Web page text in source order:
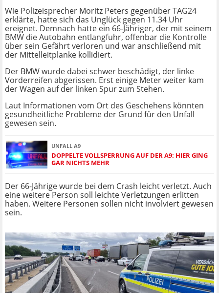
Wie Polizeisprecher Moritz Peters gegenüber TAG24
erklärte, hatte sich das Unglück gegen 11.34 Uhr
ereignet. Demnach hatte ein 66-Jähriger, der mit seinem
BMW die Autobahn entlangfuhr, offenbar die Kontrolle
über sein Gefährt verloren und war anschließend mit
der Mittelleitplanke kollidiert.
Der BMW wurde dabei schwer beschädigt, der linke
Vorderreifen abgerissen. Erst einige Meter weiter kam
der Wagen auf der linken Spur zum Stehen.
Laut Informationen vom Ort des Geschehens könnten
gesundheitliche Probleme der Grund für den Unfall
gewesen sein.
UNFALL A9
DOPPELTE VOLLSPERRUNG AUF DER A9: HIER GING
GAR NICHTS MEHR
Der 66-Jährige wurde bei dem Crash leicht verletzt. Auch
eine weitere Person soll leichte Verletzungen erlitten
haben. Weitere Personen sollen nicht involviert gewesen
sein.